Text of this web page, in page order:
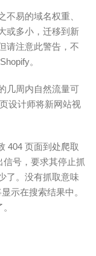
易的域名权重、
或多小，迁移到新
请注意此警告，不
。
几周内自然流量可
设计师将新网站视
404 页面到处爬取
号，要求其停止抓
了。没有抓取意味
示在搜索结果中。